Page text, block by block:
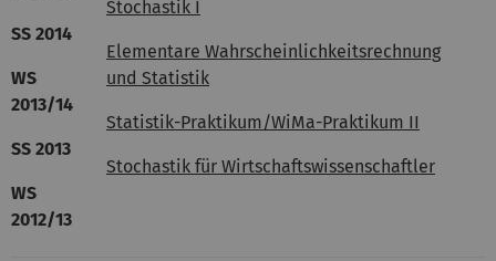
SS 2014
WS
2013/14
SS 2013
WS
2012/13
Stochastik I
Elementare Wahrscheinlichkeitsrechnung
und Statistik
Statistik-Praktikum/WiMa-Praktikum II
Stochastik für Wirtschaftswissenschaftler